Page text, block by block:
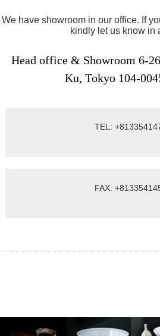
We have showroom in our office. If
kindly let us know in
Head office & Showroom 6-
Ku, Tokyo 104-
TEL:
FAX: